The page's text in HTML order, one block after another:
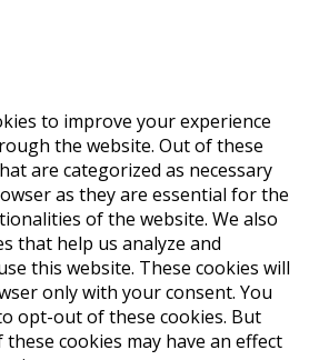
to improve your experience
the website. Out of these
are categorized as necessary
as they are essential for the
of the website. We also
that help us analyze and
this website. These cookies will
only with your consent. You
opt-out of these cookies. But
cookies may have an effect